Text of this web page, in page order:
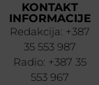
KONTAKT
INFORMACIJE
Redakcija: +387
35 553 987
Radio: +387 35
553 967